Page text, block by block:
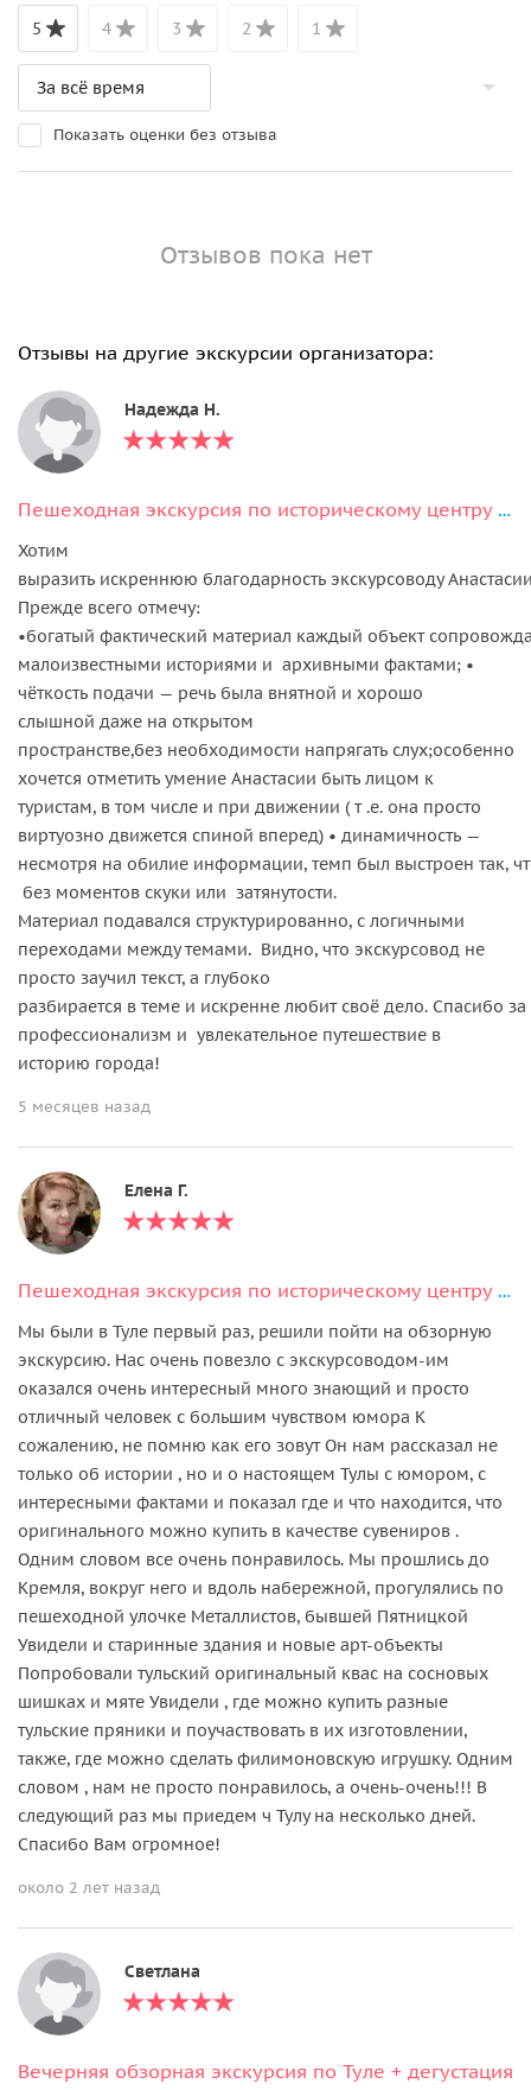
5 4 3 2 1
Показать оценки без отзыва
Отзывов пока нет
Отзывы на другие экскурсии организатора:
Надежда Н.
Пешеходная экскурсия по историческому центру Тулы + дегустация
Хотим
выразить искреннюю благодарность экскурсоводу
Прежде всего отмечу:
•богатый фактический материал каждый объект
малоизвестными историями и архивными фактами; •
чёткость подачи — речь была внятной и хорошо
слышной даже на открытом
пространстве,без необходимости напрягать слух;особенно
хочется отметить умение Анастасии быть лицом к
туристам, в том числе и при движении ( т .е. она просто
виртуозно движется спиной вперед) • динамичность —
несмотря на обилие информации, темп был выстроен так,
без моментов скуки или затянутости.
Материал подавался структурированно, с логичными
переходами между темами. Видно, что экскурсовод не
просто заучил текст, а глубоко
разбирается в теме и искренне любит своё дело. Спасибо за
профессионализм и увлекательное путешествие в
историю города!
5 месяцев назад
Елена Г.
Пешеходная экскурсия по историческому центру Тулы + дегустация
Мы были в Туле первый раз, решили пойти на обзорную
экскурсию. Нас очень повезло с экскурсоводом-им
оказался очень интересный много знающий и просто
отличный человек с большим чувством юмора К
сожалению, не помню как его зовут Он нам рассказал не
только об истории , но и о настоящем Тулы с юмором, с
интересными фактами и показал где и что находится, что
оригинального можно купить в качестве сувениров .
Одним словом все очень понравилось. Мы прошлись до
Кремля, вокруг него и вдоль набережной, прогулялись по
пешеходной улочке Металлистов, бывшей Пятницкой
Увидели и старинные здания и новые арт-объекты
Попробовали тульский оригинальный квас на сосновых
шишках и мяте Увидели , где можно купить разные
тульские пряники и поучаствовать в их изготовлении,
также, где можно сделать филимоновскую игрушку. Одним
словом , нам не просто понравилось, а очень-очень!!! В
следующий раз мы приедем ч Тулу на несколько дней.
Спасибо Вам огромное!
около 2 лет назад
Светлана
Вечерняя обзорная экскурсия по Туле + дегустация